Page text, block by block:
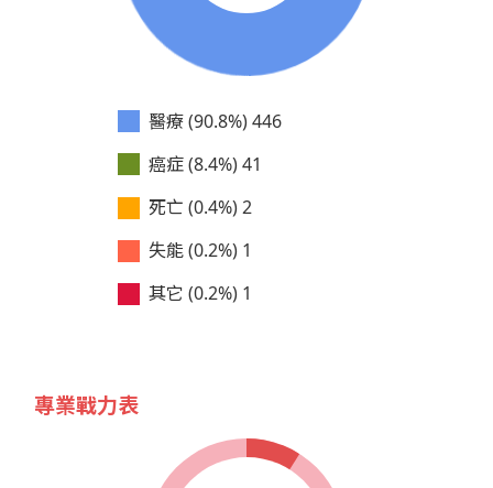
醫療 (90.8%) 446
癌症 (8.4%) 41
死亡 (0.4%) 2
失能 (0.2%) 1
其它 (0.2%) 1
專業戰力表